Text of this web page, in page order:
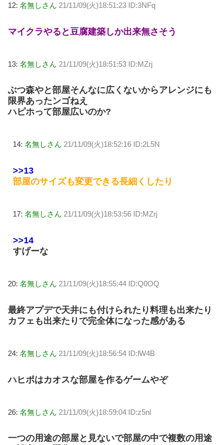
12: 名無しさん 21/11/09(火)18:51:23 ID:3NFq
マイクラやると豆腐建築しか出来無さそう
13: 名無しさん 21/11/09(火)18:51:53 ID:MZrj
ぶつ森やと部屋そんなに広くないからアレンジにも
限界あったンゴねえ
ハピホって部屋広いのか?
14: 名無しさん 21/11/09(火)18:52:16 ID:2L5N
>>13
部屋のサイズも変更できる長細くしたり
17: 名無しさん 21/11/09(火)18:53:56 ID:MZrj
>>14
すげーな
20: 名無しさん 21/11/09(火)18:55:44 ID:Q0OQ
最終アプデで天井にも付けられたり料理も出来たり
カフェも出来たりで完全体になった感がある
24: 名無しさん 21/11/09(火)18:56:54 ID:lW4B
ハヒポはカオスな部屋を作るゲームやぞ
26: 名無しさん 21/11/09(火)18:59:04 ID:z5nl
一つの用途の部屋と見ないで部屋の中で複数の用途